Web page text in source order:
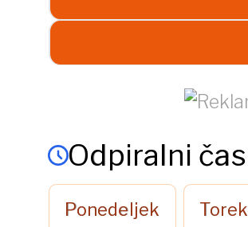
Odpiralni čas
Ponedeljek Torek